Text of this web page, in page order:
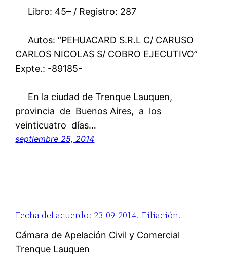
Libro: 45– / Registro: 287
Autos: “PEHUACARD S.R.L C/ CARUSO
CARLOS NICOLAS S/ COBRO EJECUTIVO”
Expte.: -89185-
En la ciudad de Trenque Lauquen,
provincia de Buenos Aires, a los
veinticuatro días…
septiembre 25, 2014
Fecha del acuerdo: 23-09-2014. Filiación.
Cámara de Apelación Civil y Comercial
Trenque Lauquen